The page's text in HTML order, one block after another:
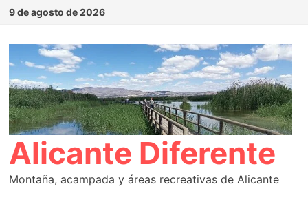
Saltar
contenido
9 de agosto de 2026
Alicante Diferente
Montaña, acampada y áreas recreativas de Alicante